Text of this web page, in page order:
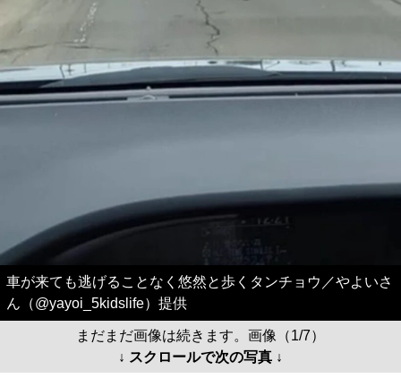
車が来ても逃げることなく悠然と歩くタンチョウ／やよいさ
ん（@yayoi_5kidslife）提供
まだまだ画像は続きます。画像（1/7）
↓ スクロールで次の写真 ↓